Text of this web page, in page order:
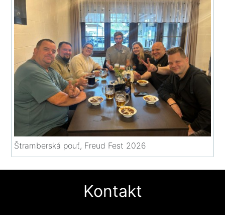
Štramberská pouť, Freud Fest 2026
Kontakt